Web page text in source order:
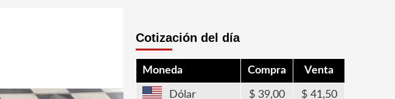
Cotización del día
Moneda Compra Venta
Dólar 39,00 41,50